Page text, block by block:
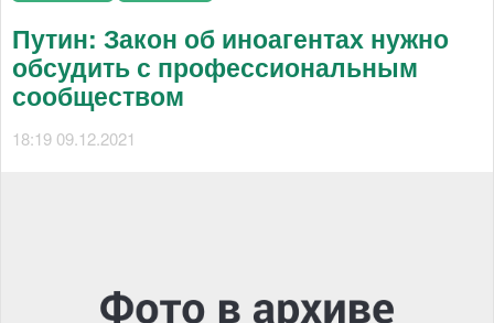
Путин: Закон об иноагентах нужно
обсудить с профессиональным
сообществом
18:19 09.12.2021